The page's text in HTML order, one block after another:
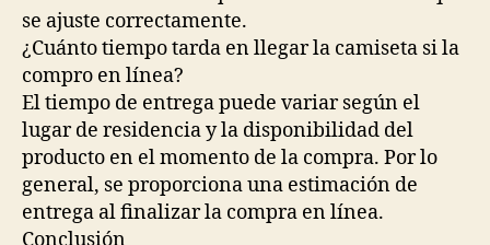
se ajuste correctamente.
¿Cuánto tiempo tarda en llegar la camiseta si la
compro en línea?
El tiempo de entrega puede variar según el
lugar de residencia y la disponibilidad del
producto en el momento de la compra. Por lo
general, se proporciona una estimación de
entrega al finalizar la compra en línea.